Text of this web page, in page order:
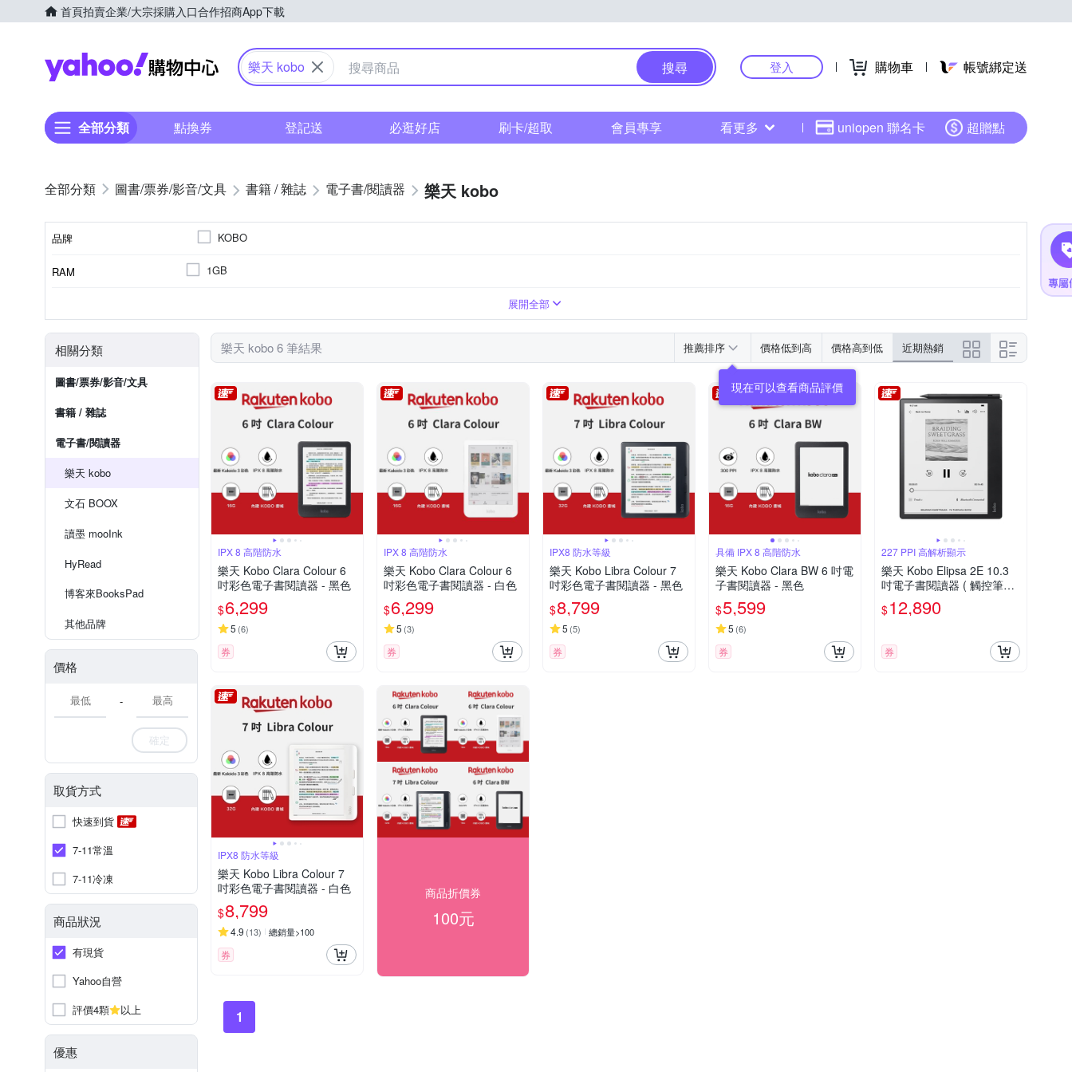
首頁拍賣企業/大宗採購入口合作招商App下載
Yahoo購物中心
樂天 kobo 搜尋 登入 購物車 帳號綁定送
全部分類 點換券 登記送 必逛好店 刷卡/超取 會員專享 看更多 uniopen 聯名卡 超贈點
圖書/票券/影音/文具 書籍 / 雜誌 電子書/閱讀器 樂天 kobo
品牌 KOBO
RAM 1GB
展開全部
相關分類
圖書/票券/影音/文具
書籍 / 雜誌
電子書/閱讀器
樂天 kobo
文石 BOOX
讀墨 mooInk
HyRead
博客來BooksPad
其他品牌
價格
-
確定
取貨方式
快速到貨
7-11常溫
7-11冷凍
商品狀況
有現貨
Yahoo自營
評價4顆
以上
優惠
樂天 kobo 6 筆結果 推薦排序 價格低到高 價格高到低 近期熱銷
現在可以查看商品評價
IPX 8 高階防水
樂天 Kobo Clara Colour 6
吋彩色電子書閱讀器 - 黑色
$6,299
5 (6)
券
IPX 8 高階防水
樂天 Kobo Clara Colour 6
吋彩色電子書閱讀器 - 白色
$6,299
5 (3)
券
IPX8 防水等級
樂天 Kobo Libra Colour 7
吋彩色電子書閱讀器 - 黑色
$8,799
5 (5)
券
具備 IPX 8 高階防水
樂天 Kobo Clara BW 6 吋電
子書閱讀器 - 黑色
$5,599
5 (6)
券
227 PPI 高解析顯示
樂天 Kobo Elipsa 2E 10.3
吋電子書閱讀器 ( 觸控筆二
合一套組 )
$12,890
券
IPX8 防水等級
樂天 Kobo Libra Colour 7
吋彩色電子書閱讀器 - 白色
$8,799
4.9 (13) 總銷量>100
券
商品折價券
100元
1